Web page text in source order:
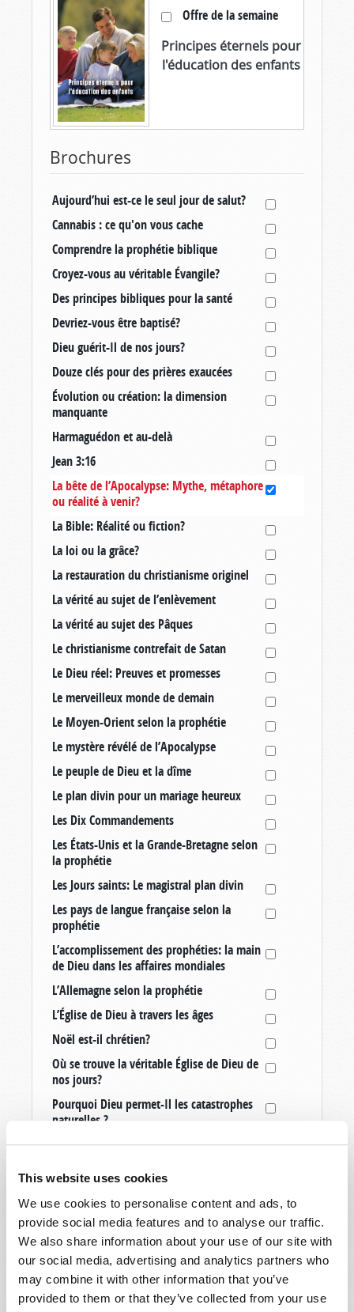
This website uses cookies
We use cookies to personalise content and ads, to
provide social media features and to analyse our traffic.
We also share information about your use of our site with
our social media, advertising and analytics partners who
may combine it with other information that you’ve
provided to them or that they’ve collected from your use
Offre de la semaine
Principes éternels pour
l'éducation des enfants
Brochures
Aujourd’hui est-ce le seul jour de salut?
Cannabis : ce qu'on vous cache
Comprendre la prophétie biblique
Croyez-vous au véritable Évangile?
Des principes bibliques pour la santé
Devriez-vous être baptisé?
Dieu guérit-Il de nos jours?
Douze clés pour des prières exaucées
Évolution ou création: la dimension
manquante
Harmaguédon et au-delà
Jean 3:16
La bête de l’Apocalypse: Mythe, métaphore
ou réalité à venir?
La Bible: Réalité ou fiction?
La loi ou la grâce?
La restauration du christianisme originel
La vérité au sujet de l’enlèvement
La vérité au sujet des Pâques
Le christianisme contrefait de Satan
Le Dieu réel: Preuves et promesses
Le merveilleux monde de demain
Le Moyen-Orient selon la prophétie
Le mystère révélé de l’Apocalypse
Le peuple de Dieu et la dîme
Le plan divin pour un mariage heureux
Les Dix Commandements
Les États-Unis et la Grande-Bretagne selon
la prophétie
Les Jours saints: Le magistral plan divin
Les pays de langue française selon la
prophétie
L’accomplissement des prophéties: la main
de Dieu dans les affaires mondiales
L’Allemagne selon la prophétie
L’Église de Dieu à travers les âges
Noël est-il chrétien?
Où se trouve la véritable Église de Dieu de
nos jours?
Pourquoi Dieu permet-Il les catastrophes
naturelles ?
Quatorze signes annonçant le retour du
Que se passe-t-il après la mort?
Quel est le but de la vie?
Quel est le jour du sabbat chrétien?
Quelle est l’identité de l’Antéchrist?
Qu’est-ce qu’un vrai chrétien?